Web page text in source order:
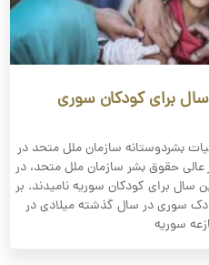
بشردوستانه سازمان ملل متحد در
حقوق بشر سازمان ملل متحد، در
۲۰۱۷ را مرگبارترین سال برای کودکان سوریه نامیدند. بر
این گزارش، بیش از ۹۰۰ کودک سوری در سال گذشته میلادی در
سوریه